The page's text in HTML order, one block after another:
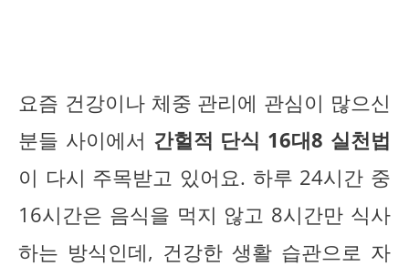
요즘 건강이나 체중 관리에 관심이 많으신
분들 사이에서 간헐적 단식 16대8 실천법
이 다시 주목받고 있어요. 하루 24시간 중
16시간은 음식을 먹지 않고 8시간만 식사
하는 방식인데, 건강한 생활 습관으로 자